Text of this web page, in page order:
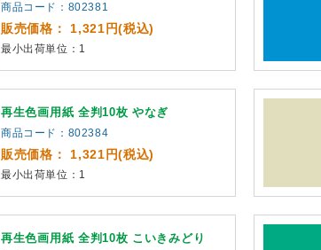
商品コード：802381
販売価格： 1,321円(税込)
最小出荷単位：1
再生色画用紙 全判10枚 やなぎ
商品コード：802384
販売価格： 1,321円(税込)
最小出荷単位：1
再生色画用紙 全判10枚 こいきみどり